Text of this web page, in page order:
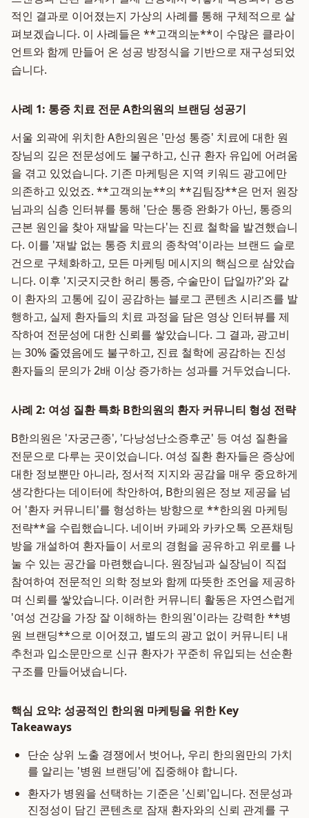
적인 결과로 이어졌는지 가상의 사례를 통해 구체적으로 살
펴보겠습니다. 이 사례들은 **고객의눈**이 수많은 클라이
언트와 함께 만들어 온 성공 방정식을 기반으로 재구성되었
습니다.
사례 1: 통증 치료 전문 A한의원의 브랜딩 성공기
서울 외곽에 위치한 A한의원은 '만성 통증' 치료에 대한 원
장님의 깊은 전문성에도 불구하고, 신규 환자 유입에 어려움
을 겪고 있었습니다. 기존 마케팅은 지역 키워드 광고에만
의존하고 있었죠. **고객의눈**의 **김팀장**은 먼저 원장
님과의 심층 인터뷰를 통해 '단순 통증 완화가 아닌, 통증의
근본 원인을 찾아 재발을 막는다'는 진료 철학을 발견했습니
다. 이를 '재발 없는 통증 치료의 종착역'이라는 브랜드 슬로
건으로 구체화하고, 모든 마케팅 메시지의 핵심으로 삼았습
니다. 이후 '지긋지긋한 허리 통증, 수술만이 답일까?'와 같
이 환자의 고통에 깊이 공감하는 블로그 콘텐츠 시리즈를 발
행하고, 실제 환자들의 치료 과정을 담은 영상 인터뷰를 제
작하여 전문성에 대한 신뢰를 쌓았습니다. 그 결과, 광고비
는 30% 줄였음에도 불구하고, 진료 철학에 공감하는 진성
환자들의 문의가 2배 이상 증가하는 성과를 거두었습니다.
사례 2: 여성 질환 특화 B한의원의 환자 커뮤니티 형성 전략
B한의원은 '자궁근종', '다낭성난소증후군' 등 여성 질환을
전문으로 다루는 곳이었습니다. 여성 질환 환자들은 증상에
대한 정보뿐만 아니라, 정서적 지지와 공감을 매우 중요하게
생각한다는 데이터에 착안하여, B한의원은 정보 제공을 넘
어 '환자 커뮤니티'를 형성하는 방향으로 **한의원 마케팅
전략**을 수립했습니다. 네이버 카페와 카카오톡 오픈채팅
방을 개설하여 환자들이 서로의 경험을 공유하고 위로를 나
눌 수 있는 공간을 마련했습니다. 원장님과 실장님이 직접
참여하여 전문적인 의학 정보와 함께 따뜻한 조언을 제공하
며 신뢰를 쌓았습니다. 이러한 커뮤니티 활동은 자연스럽게
'여성 건강을 가장 잘 이해하는 한의원'이라는 강력한 **병
원 브랜딩**으로 이어졌고, 별도의 광고 없이 커뮤니티 내
추천과 입소문만으로 신규 환자가 꾸준히 유입되는 선순환
구조를 만들어냈습니다.
핵심 요약: 성공적인 한의원 마케팅을 위한 Key
Takeaways
단순 상위 노출 경쟁에서 벗어나, 우리 한의원만의 가치
를 알리는 '병원 브랜딩'에 집중해야 합니다.
환자가 병원을 선택하는 기준은 '신뢰'입니다. 전문성과
진정성이 담긴 콘텐츠로 잠재 환자와의 신뢰 관계를 구